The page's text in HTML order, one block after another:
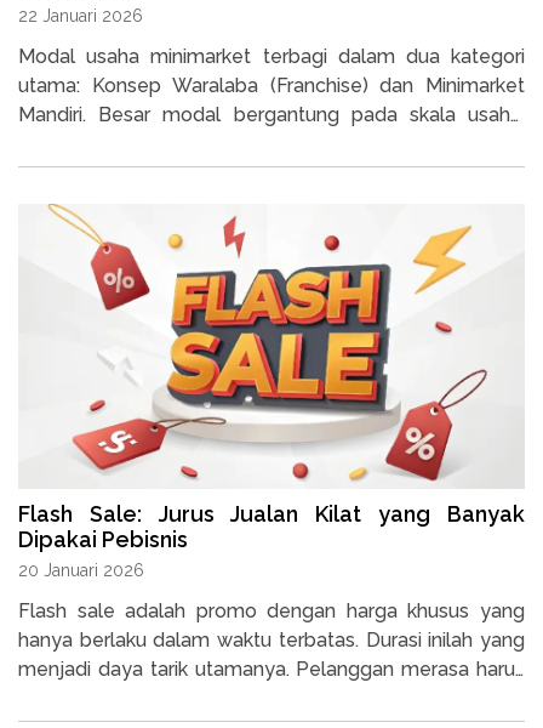
22 Januari 2026
Modal usaha minimarket terbagi dalam dua kategori
utama: Konsep Waralaba (Franchise) dan Minimarket
Mandiri. Besar modal bergantung pada skala usaha,
Flash Sale: Jurus Jualan Kilat yang Banyak
Dipakai Pebisnis
20 Januari 2026
Flash sale adalah promo dengan harga khusus yang
hanya berlaku dalam waktu terbatas. Durasi inilah yang
menjadi daya tarik utamanya. Pelanggan merasa harus